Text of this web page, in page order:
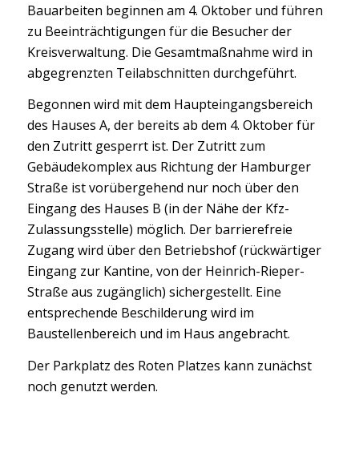
Bauarbeiten beginnen am 4. Oktober und führen
zu Beeinträchtigungen für die Besucher der
Kreisverwaltung. Die Gesamtmaßnahme wird in
abgegrenzten Teilabschnitten durchgeführt.
Begonnen wird mit dem Haupteingangsbereich
des Hauses A, der bereits ab dem 4. Oktober für
den Zutritt gesperrt ist. Der Zutritt zum
Gebäudekomplex aus Richtung der Hamburger
Straße ist vorübergehend nur noch über den
Eingang des Hauses B (in der Nähe der Kfz-
Zulassungsstelle) möglich. Der barrierefreie
Zugang wird über den Betriebshof (rückwärtiger
Eingang zur Kantine, von der Heinrich-Rieper-
Straße aus zugänglich) sichergestellt. Eine
entsprechende Beschilderung wird im
Baustellenbereich und im Haus angebracht.
Der Parkplatz des Roten Platzes kann zunächst
noch genutzt werden.